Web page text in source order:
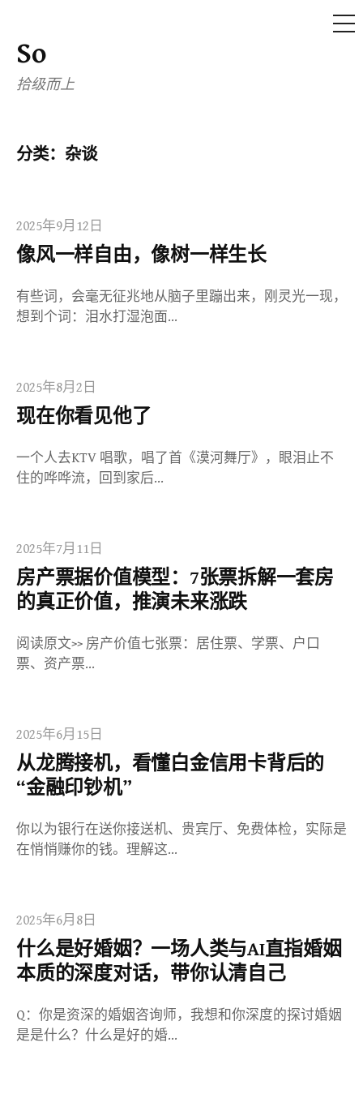
Skip
to
content
So
拾级而上
分类：杂谈
2025年9月12日
像风一样自由，像树一样生长
有些词，会毫无征兆地从脑子里蹦出来，刚灵光一现，
想到个词：泪水打湿泡面…
2025年8月2日
现在你看见他了
一个人去KTV 唱歌，唱了首《漠河舞厅》，眼泪止不
住的哗哗流，回到家后…
2025年7月11日
房产票据价值模型：7张票拆解一套房
的真正价值，推演未来涨跌
阅读原文>> 房产价值七张票：居住票、学票、户口
票、资产票…
2025年6月15日
从龙腾接机，看懂白金信用卡背后的
“金融印钞机”
你以为银行在送你接送机、贵宾厅、免费体检，实际是
在悄悄赚你的钱。理解这…
2025年6月8日
什么是好婚姻？一场人类与AI直指婚姻
本质的深度对话，带你认清自己
Q：你是资深的婚姻咨询师，我想和你深度的探讨婚姻
是是什么？什么是好的婚…